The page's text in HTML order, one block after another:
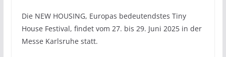
Die NEW HOUSING, Europas bedeutendstes Tiny
House Festival, findet vom 27. bis 29. Juni 2025 in der
Messe Karlsruhe statt.